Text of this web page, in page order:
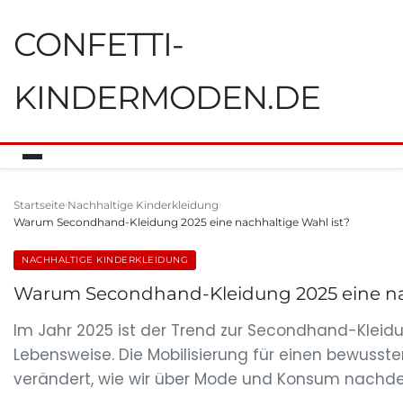
CONFETTI-
KINDERMODEN.DE
Startseite Nachhaltige Kinderkleidung
Warum Secondhand-Kleidung 2025 eine nachhaltige Wahl ist?
NACHHALTIGE KINDERKLEIDUNG
Warum Secondhand-Kleidung 2025 eine
Im Jahr 2025 ist der Trend zur Secondhand-
Lebensweise. Die Mobilisierung für einen
verändert, wie wir über Mode und Konsum